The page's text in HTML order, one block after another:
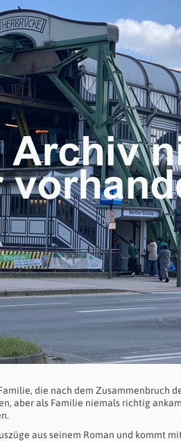
die nach dem Zusammenbruch
aber als Familie niemals richtig
aus seinem Roman und kommt mit